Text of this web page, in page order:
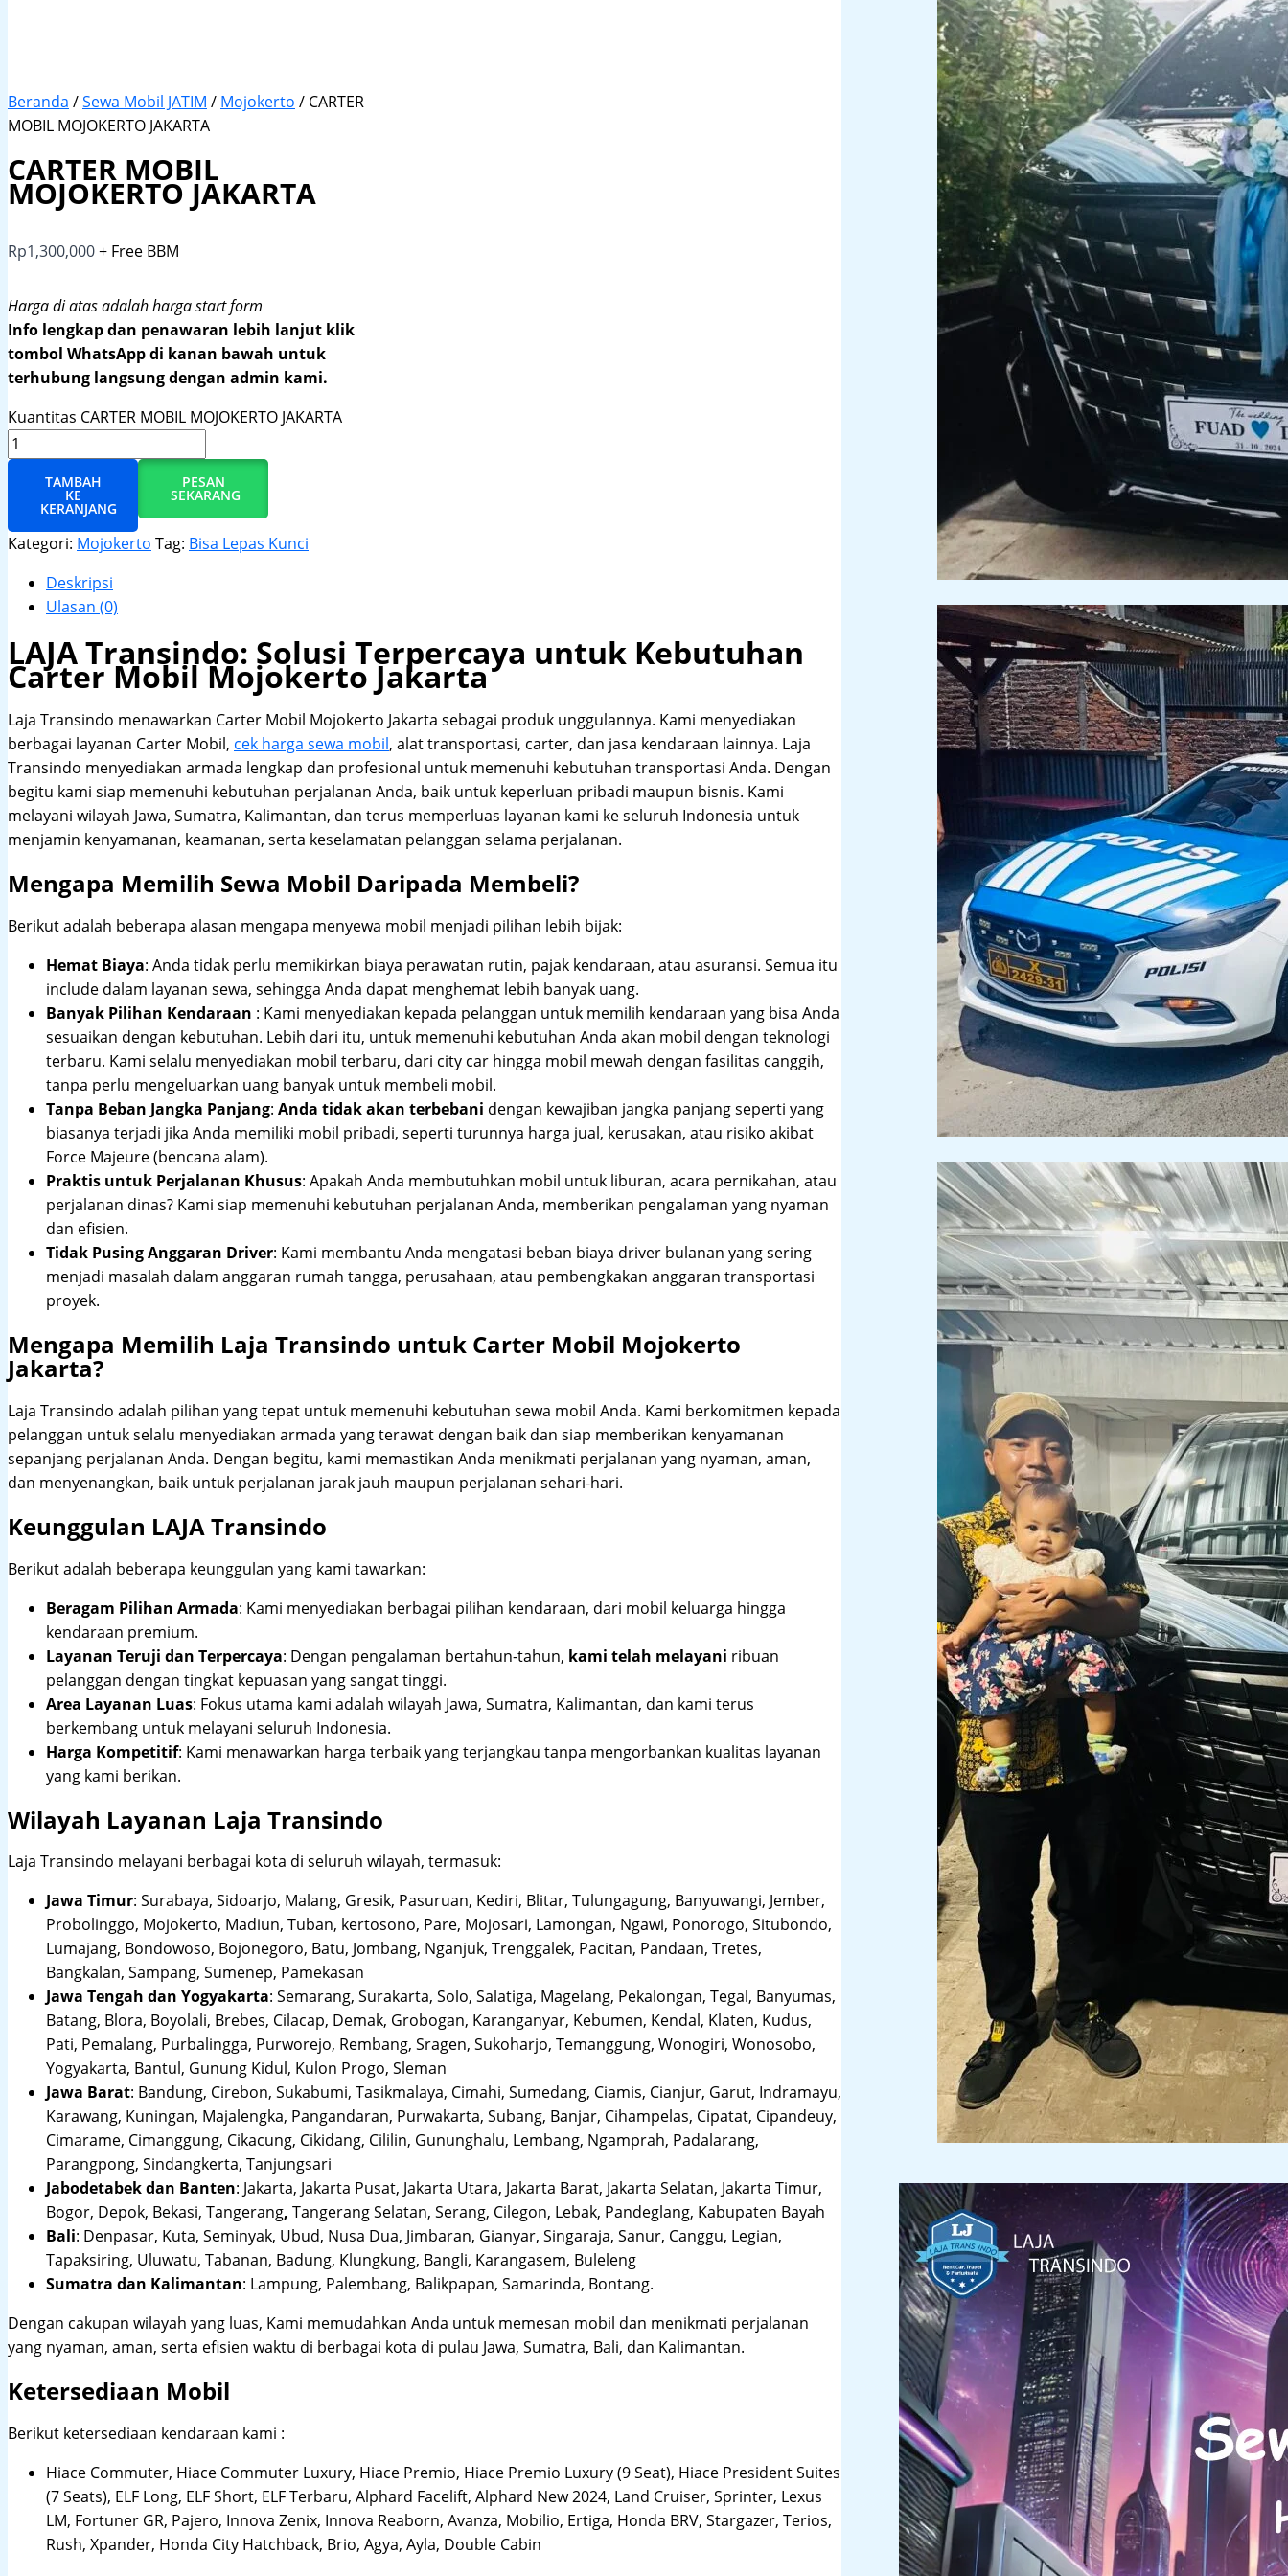
Beranda /Sewa Mobil JATIM / Mojokerto / CARTER
MOBIL MOJOKERTO JAKARTA
CARTER MOBIL
MOJOKERTO JAKARTA
Rp1,300,000+ Free BBM
Harga di atas adalah harga start form
Info lengkap dan penawaran lebih lanjut klik
tombol WhatsApp di kanan bawah untuk
terhubung langsung dengan admin kami.
Kuantitas CARTER MOBIL MOJOKERTO JAKARTA
TAMBAH
KE
KERANJANG
PESAN
SEKARANG
Kategori: Mojokerto Tag: Bisa Lepas Kunci
Deskripsi
Ulasan (0)
LAJA Transindo: Solusi Terpercaya untuk Kebutuhan
Carter Mobil Mojokerto Jakarta
Laja Transindo menawarkan Carter Mobil Mojokerto Jakarta sebagai produk unggulannya. Kami menyediakan
berbagai layanan Carter Mobil, cek harga sewa mobil, alat transportasi, carter, dan jasa kendaraan lainnya. Laja
Transindo menyediakan armada lengkap dan profesional untuk memenuhi kebutuhan transportasi Anda. Dengan
begitu kami siap memenuhi kebutuhan perjalanan Anda, baik untuk keperluan pribadi maupun bisnis. Kami
melayani wilayah Jawa, Sumatra, Kalimantan, dan terus memperluas layanan kami ke seluruh Indonesia untuk
menjamin kenyamanan, keamanan, serta keselamatan pelanggan selama perjalanan.
Mengapa Memilih Sewa Mobil Daripada Membeli?
Berikut adalah beberapa alasan mengapa menyewa mobil menjadi pilihan lebih bijak:
Hemat Biaya: Anda tidak perlu memikirkan biaya perawatan rutin, pajak kendaraan, atau asuransi. Semua itu
include dalam layanan sewa, sehingga Anda dapat menghemat lebih banyak uang.
Banyak Pilihan Kendaraan : Kami menyediakan kepada pelanggan untuk memilih kendaraan yang bisa Anda
sesuaikan dengan kebutuhan. Lebih dari itu, untuk memenuhi kebutuhan Anda akan mobil dengan teknologi
terbaru. Kami selalu menyediakan mobil terbaru, dari city car hingga mobil mewah dengan fasilitas canggih,
tanpa perlu mengeluarkan uang banyak untuk membeli mobil.
Tanpa Beban Jangka Panjang: Anda tidak akan terbebani dengan kewajiban jangka panjang seperti yang
biasanya terjadi jika Anda memiliki mobil pribadi, seperti turunnya harga jual, kerusakan, atau risiko akibat
Force Majeure (bencana alam).
Praktis untuk Perjalanan Khusus: Apakah Anda membutuhkan mobil untuk liburan, acara pernikahan, atau
perjalanan dinas? Kami siap memenuhi kebutuhan perjalanan Anda, memberikan pengalaman yang nyaman
dan efisien.
Tidak Pusing Anggaran Driver: Kami membantu Anda mengatasi beban biaya driver bulanan yang sering
menjadi masalah dalam anggaran rumah tangga, perusahaan, atau pembengkakan anggaran transportasi
proyek.
Mengapa Memilih Laja Transindo untuk Carter Mobil Mojokerto
Jakarta?
Laja Transindo adalah pilihan yang tepat untuk memenuhi kebutuhan sewa mobil Anda. Kami berkomitmen kepada
pelanggan untuk selalu menyediakan armada yang terawat dengan baik dan siap memberikan kenyamanan
sepanjang perjalanan Anda. Dengan begitu, kami memastikan Anda menikmati perjalanan yang nyaman, aman,
dan menyenangkan, baik untuk perjalanan jarak jauh maupun perjalanan sehari-hari.
Keunggulan LAJA Transindo
Berikut adalah beberapa keunggulan yang kami tawarkan:
Beragam Pilihan Armada: Kami menyediakan berbagai pilihan kendaraan, dari mobil keluarga hingga
kendaraan premium.
Layanan Teruji dan Terpercaya: Dengan pengalaman bertahun-tahun, kami telah melayani ribuan
pelanggan dengan tingkat kepuasan yang sangat tinggi.
Area Layanan Luas: Fokus utama kami adalah wilayah Jawa, Sumatra, Kalimantan, dan kami terus
berkembang untuk melayani seluruh Indonesia.
Harga Kompetitif: Kami menawarkan harga terbaik yang terjangkau tanpa mengorbankan kualitas layanan
yang kami berikan.
Wilayah Layanan Laja Transindo
Laja Transindo melayani berbagai kota di seluruh wilayah, termasuk:
Jawa Timur: Surabaya, Sidoarjo, Malang, Gresik, Pasuruan, Kediri, Blitar, Tulungagung, Banyuwangi, Jember,
Probolinggo, Mojokerto, Madiun, Tuban, kertosono, Pare, Mojosari, Lamongan, Ngawi, Ponorogo, Situbondo,
Lumajang, Bondowoso, Bojonegoro, Batu, Jombang, Nganjuk, Trenggalek, Pacitan, Pandaan, Tretes,
Bangkalan, Sampang, Sumenep, Pamekasan
Jawa Tengah dan Yogyakarta: Semarang, Surakarta, Solo, Salatiga, Magelang, Pekalongan, Tegal, Banyumas,
Batang, Blora, Boyolali, Brebes, Cilacap, Demak, Grobogan, Karanganyar, Kebumen, Kendal, Klaten, Kudus,
Pati, Pemalang, Purbalingga, Purworejo, Rembang, Sragen, Sukoharjo, Temanggung, Wonogiri, Wonosobo,
Yogyakarta, Bantul, Gunung Kidul, Kulon Progo, Sleman
Jawa Barat: Bandung, Cirebon, Sukabumi, Tasikmalaya, Cimahi, Sumedang, Ciamis, Cianjur, Garut, Indramayu,
Karawang, Kuningan, Majalengka, Pangandaran, Purwakarta, Subang, Banjar, Cihampelas, Cipatat, Cipandeuy,
Cimarame, Cimanggung, Cikacung, Cikidang, Cililin, Gununghalu, Lembang, Ngamprah, Padalarang,
Parangpong, Sindangkerta, Tanjungsari
Jabodetabek dan Banten: Jakarta, Jakarta Pusat, Jakarta Utara, Jakarta Barat, Jakarta Selatan, Jakarta Timur,
Bogor, Depok, Bekasi, Tangerang, Tangerang Selatan, Serang, Cilegon, Lebak, Pandeglang, Kabupaten Bayah
Bali: Denpasar, Kuta, Seminyak, Ubud, Nusa Dua, Jimbaran, Gianyar, Singaraja, Sanur, Canggu, Legian,
Tapaksiring, Uluwatu, Tabanan, Badung, Klungkung, Bangli, Karangasem, Buleleng
Sumatra dan Kalimantan: Lampung, Palembang, Balikpapan, Samarinda, Bontang.
Dengan cakupan wilayah yang luas, Kami memudahkan Anda untuk memesan mobil dan menikmati perjalanan
yang nyaman, aman, serta efisien waktu di berbagai kota di pulau Jawa, Sumatra, Bali, dan Kalimantan.
Ketersediaan Mobil
Berikut ketersediaan kendaraan kami :
Hiace Commuter, Hiace Commuter Luxury, Hiace Premio, Hiace Premio Luxury (9 Seat), Hiace President Suites
(7 Seats), ELF Long, ELF Short, ELF Terbaru, Alphard Facelift, Alphard New 2024, Land Cruiser, Sprinter, Lexus
LM, Fortuner GR, Pajero, Innova Zenix, Innova Reaborn, Avanza, Mobilio, Ertiga, Honda BRV, Stargazer, Terios,
Rush, Xpander, Honda City Hatchback, Brio, Agya, Ayla, Double Cabin